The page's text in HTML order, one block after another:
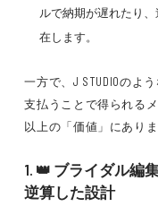
ルで納期が遅れたり
在します。
一方で、J STUDIOのよ
支払うことで得られる
以上の「価値」にありま
1. 👑 ブライダル編
逆算した設計